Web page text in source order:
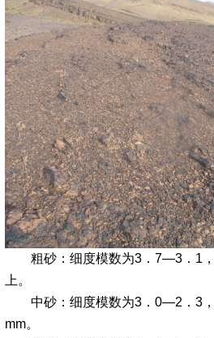
粗砂：细度模数为3．7—3．1，
上。
中砂：细度模数为3．0—2．3
mm。